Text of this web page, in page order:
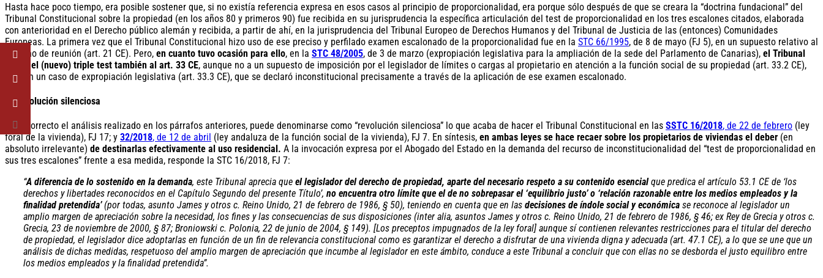
Hasta hace poco tiempo, era posible sostener que, si no existía referencia expresa en esos casos al principio de proporcionalidad, era porque sólo después de que se creara la “doctrina fundacional” del
Tribunal Constitucional sobre la propiedad (en los años 80 y primeros 90) fue recibida en su jurisprudencia la específica articulación del test de proporcionalidad en los tres escalones citados, elaborada
con anterioridad en el Derecho público alemán y recibida, a partir de ahí, en la jurisprudencia del Tribunal Europeo de Derechos Humanos y del Tribunal de Justicia de las (entonces) Comunidades
Europeas. La primera vez que el Tribunal Constitucional hizo uso de ese preciso y perfilado examen escalonado de la proporcionalidad fue en la STC 66/1995, de 8 de mayo (FJ 5), en un supuesto relativo al
derecho de reunión (art. 21 CE). Pero, en cuanto tuvo ocasión para ello, en la STC 48/2005, de 3 de marzo (expropiación legislativa para la ampliación de la sede del Parlamento de Canarias), el Tribunal
aplicó el (nuevo) triple test también al art. 33 CE, aunque no a un supuesto de imposición por el legislador de límites o cargas al propietario en atención a la función social de su propiedad (art. 33.2 CE),
sino en un caso de expropiación legislativa (art. 33.3 CE), que se declaró inconstitucional precisamente a través de la aplicación de ese examen escalonado.
La revolución silenciosa
Si es correcto el análisis realizado en los párrafos anteriores, puede denominarse como “revolución silenciosa” lo que acaba de hacer el Tribunal Constitucional en las SSTC 16/2018, de 22 de febrero (ley
foral de la vivienda), FJ 17; y 32/2018, de 12 de abril (ley andaluza de la función social de la vivienda), FJ 7. En síntesis, en ambas leyes se hace recaer sobre los propietarios de viviendas el deber (en
absoluto irrelevante) de destinarlas efectivamente al uso residencial. A la invocación expresa por el Abogado del Estado en la demanda del recurso de inconstitucionalidad del “test de proporcionalidad en
sus tres escalones” frente a esa medida, responde la STC 16/2018, FJ 7:
“A diferencia de lo sostenido en la demanda, este Tribunal aprecia que el legislador del derecho de propiedad, aparte del necesario respeto a su contenido esencialque predica el artículo 53.1 CE de ‘los
derechos y libertades reconocidos en el Capítulo Segundo del presente Título’, no encuentra otro límite que el de no sobrepasar el ‘equilibrio justo’ o ‘relación razonable entre los medios empleados y la
finalidad pretendida’(por todas, asunto James y otros c. Reino Unido, 21 de febrero de 1986, § 50), teniendo en cuenta que en las decisiones de índole social y económica se reconoce al legislador un
amplio margen de apreciación sobre la necesidad, los fines y las consecuencias de sus disposiciones (inter alia, asuntos James y otros c. Reino Unido, 21 de febrero de 1986, § 46; ex Rey de Grecia y otros c.
Grecia, 23 de noviembre de 2000, § 87; Broniowski c. Polonia, 22 de junio de 2004, § 149). [Los preceptos impugnados de la ley foral] aunque sí contienen relevantes restricciones para el titular del derecho
de propiedad, el legislador dice adoptarlas en función de un fin de relevancia constitucional como es garantizar el derecho a disfrutar de una vivienda digna y adecuada (art. 47.1 CE), a lo que se une que un
análisis de dichas medidas, respetuoso del amplio margen de apreciación que incumbe al legislador en este ámbito, conduce a este Tribunal a concluir que con ellas no se desborda el justo equilibro entre
los medios empleados y la finalidad pretendida”.